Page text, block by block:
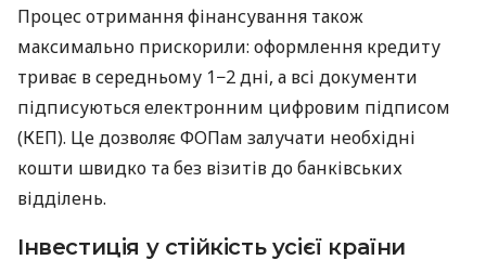
Процес отримання фінансування також
максимально прискорили: оформлення кредиту
триває в середньому 1−2 дні, а всі документи
підписуються електронним цифровим підписом
(КЕП). Це дозволяє ФОПам залучати необхідні
кошти швидко та без візитів до банківських
відділень.
Інвестиція у стійкість усієї країни